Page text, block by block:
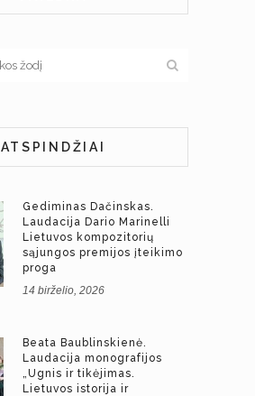
ATSPINDŽIAI
Gediminas Dačinskas.
Laudacija Dario Marinelli
Lietuvos kompozitorių
sąjungos premijos įteikimo
proga
14 birželio, 2026
Beata Baublinskienė.
Laudacija monografijos
„Ugnis ir tikėjimas.
Lietuvos istorija ir